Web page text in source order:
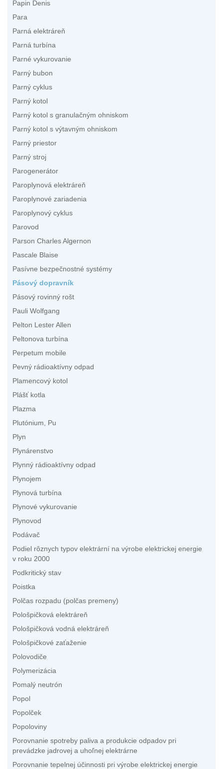
Papin Denis
Para
Parná elektráreň
Parná turbína
Parné vykurovanie
Parný bubon
Parný cyklus
Parný kotol
Parný kotol s granulačným ohniskom
Parný kotol s výtavným ohniskom
Parný priestor
Parný stroj
Parogenerátor
Paroplynová elektráreň
Paroplynové zariadenia
Paroplynový cyklus
Parovod
Parson Charles Algernon
Pascale Blaise
Pasívne bezpečnostné systémy
Pásový dopravník
Pásový rovinný rošt
Pauli Wolfgang
Pelton Lester Allen
Peltonova turbína
Perpetum mobile
Pevný rádioaktívny odpad
Plamencový kotol
Plášť kotla
Plazma
Plutónium, Pu
Plyn
Plynárenstvo
Plynný rádioaktívny odpad
Plynojem
Plynová turbína
Plynové vykurovanie
Plynovod
Podávač
Podiel rôznych typov elektrární na výrobe elektrickej energie
v roku 2000
Podkritický stav
Poistka
Polčas rozpadu (polčas premeny)
Pološpičková elektráreň
Pološpičková vodná elektráreň
Pološpičkové zaťaženie
Polovodiče
Polymerizácia
Pomalý neutrón
Popol
Popolček
Popoloviny
Porovnanie spotreby paliva a produkcie odpadov pri
prevádzke jadrovej a uhoľnej elektrárne
Porovnanie tepelnej účinnosti pri výrobe elektrickej energie